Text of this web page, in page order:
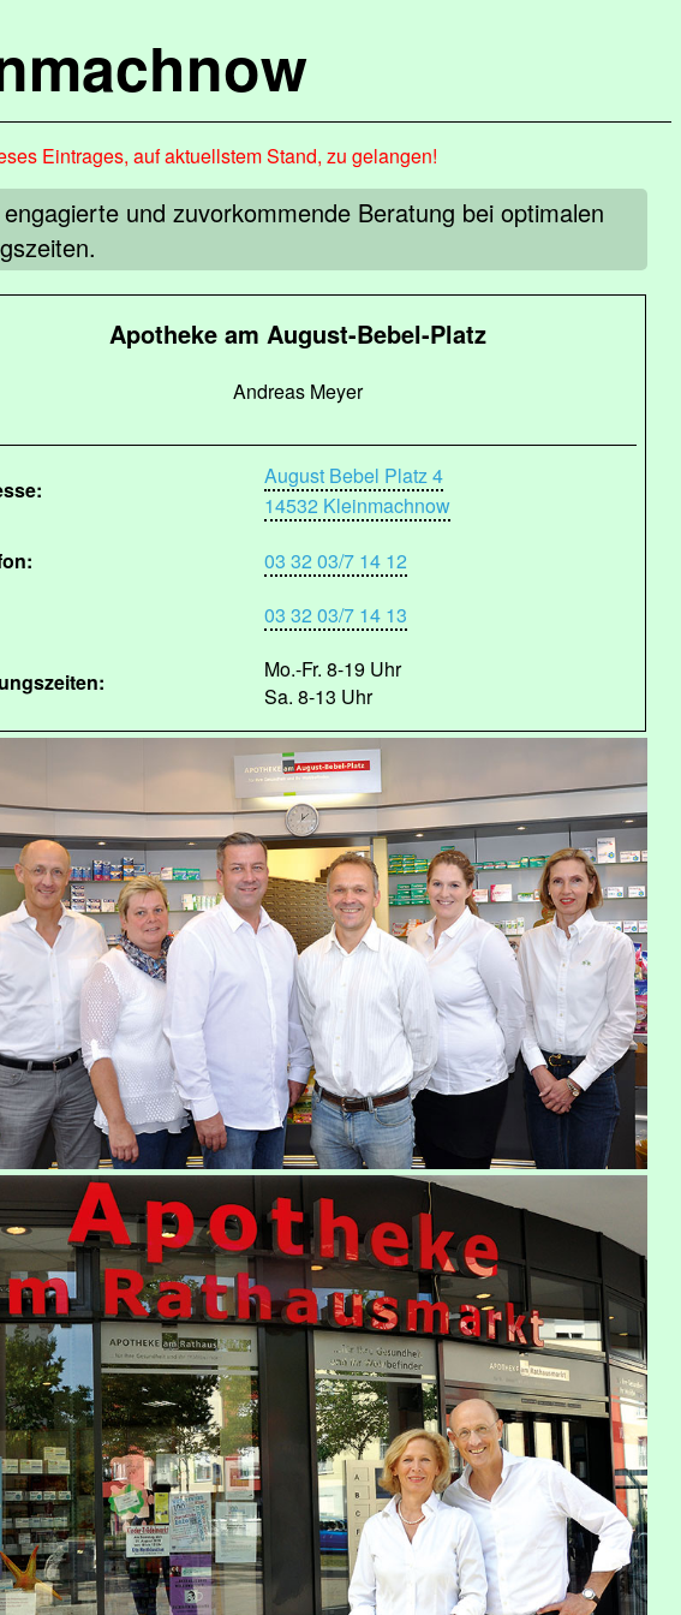
Eintrages, auf aktuellstem Stand, zu gelangen!
und zuvorkommende Beratung bei optimalen
Apotheke am August-Bebel-Platz
Andreas Meyer
August Bebel Platz 4
14532 Kleinmachnow
03 32 03/7 14 12
03 32 03/7 14 13
Mo.-Fr. 8-19 Uhr
Sa. 8-13 Uhr